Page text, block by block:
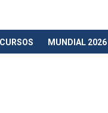
MUNDIAL 2026